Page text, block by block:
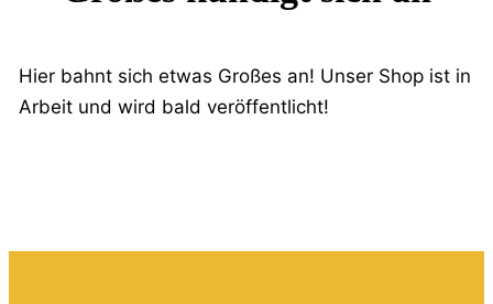
Hier bahnt sich etwas Großes an! Unser Shop ist in
Arbeit und wird bald veröffentlicht!